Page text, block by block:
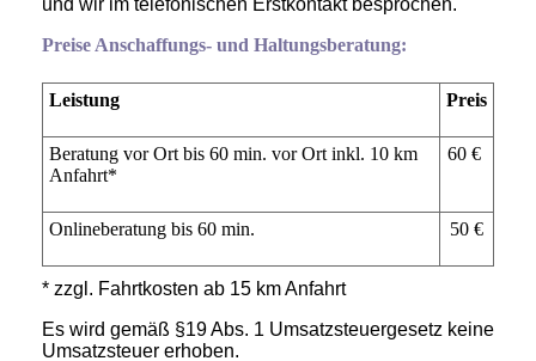
und wir im telefonischen Erstkontakt besprochen.
Preise Anschaffungs- und Haltungsberatung:
Leistung Preis
Beratung vor Ort bis 60 min. vor Ort inkl. 10 km
Anfahrt*
60 €
Onlineberatung bis 60 min. 50 €
* zzgl. Fahrtkosten ab 15 km Anfahrt
Es wird gemäß §19 Abs. 1 Umsatzsteuergesetz keine
Umsatzsteuer erhoben.